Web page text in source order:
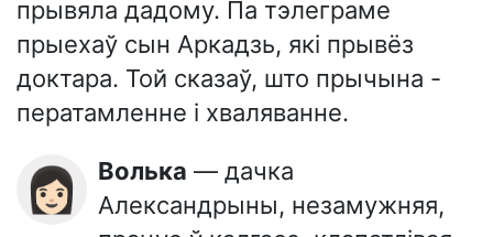
прывяла дадому. Па тэлеграме
прыехаў сын Аркадзь, які прывёз
доктара. Той сказаў, што прычына -
ператамленне і хваляванне.
👩🏻 Волька — дачка
Александрыны, незамужняя,